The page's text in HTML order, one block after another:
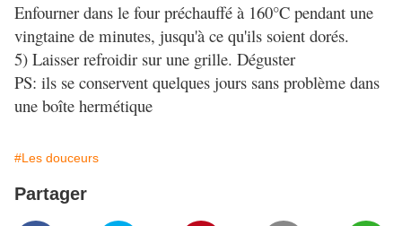
Enfourner dans le four préchauffé à 160°C pendant une
vingtaine de minutes, jusqu'à ce qu'ils soient dorés.
5) Laisser refroidir sur une grille. Déguster
PS: ils se conservent quelques jours sans problème dans
une boîte hermétique
#Les douceurs
Partager